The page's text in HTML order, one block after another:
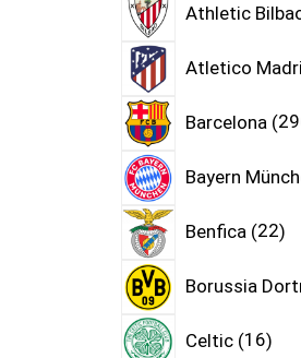
Athletic
Atletico
Barcelona
Bayern
Benfica 22
Borussia
Celtic 16